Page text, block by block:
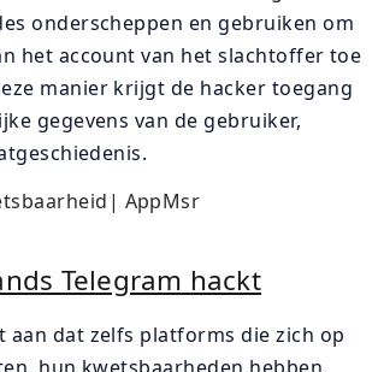
onderscheppen en gebruiken om
het account van het slachtoffer toe
manier krijgt de hacker toegang
gegevens van de gebruiker,
Telegram hackt
aan dat zelfs platforms die zich op